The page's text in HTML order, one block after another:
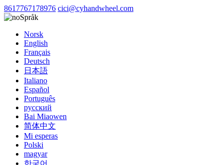
8617767178976 cici@cyhandwheel.com
Språk
Norsk
English
Français
Deutsch
日本語
Italiano
Español
Português
русский
Bai Miaowen
简体中文
Mi esperas
Polski
magyar
한국어